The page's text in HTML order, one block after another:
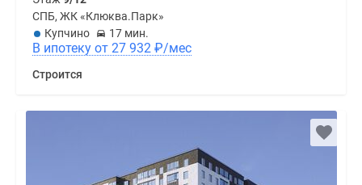
СПБ, ЖК «Клюква.Парк»
Купчино
17 мин.
В ипотеку от 27 932 ₽/мес
Строится